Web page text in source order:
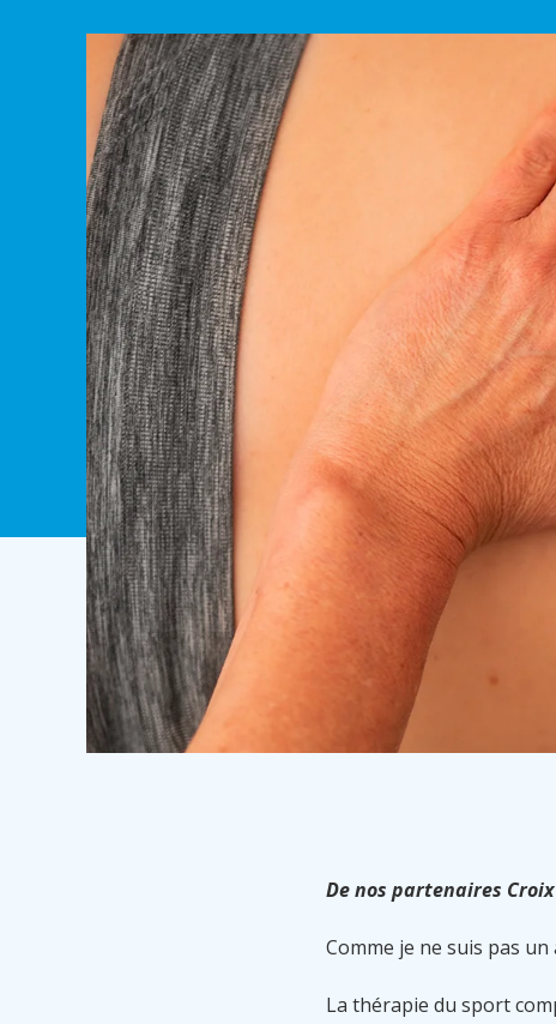
De nos partenaires
Comme je ne suis pas
La thérapie du sport